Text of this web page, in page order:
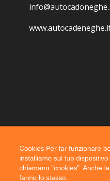
Coyright 2019 @
Cookies Per far funzionare
installiamo sul tuo
chiamano "cookies". Anche
fanno lo stesso.